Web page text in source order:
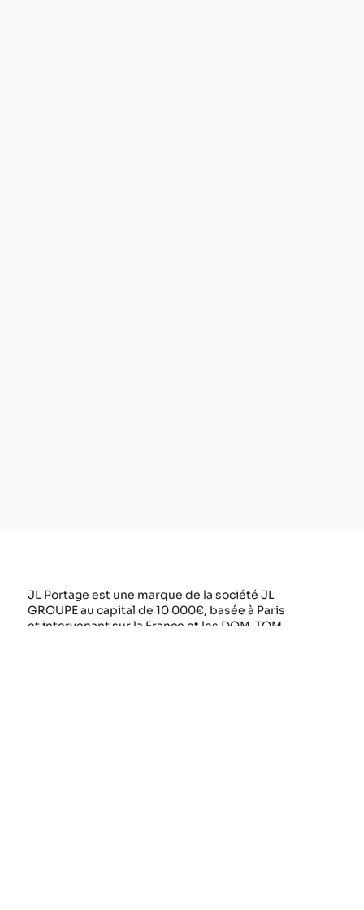
JL Portage est une marque de la société JL
GROUPE au capital de 10 000€, basée à Paris
et intervenant sur la France et les DOM-TOM.